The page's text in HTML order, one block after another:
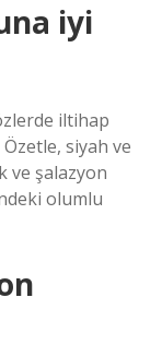
iyi
iltihap
siyah ve
ve şalazyon
olumlu